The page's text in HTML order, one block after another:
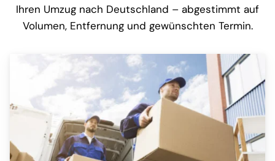
Ihren Umzug nach Deutschland – abgestimmt auf
Volumen, Entfernung und gewünschten Termin.